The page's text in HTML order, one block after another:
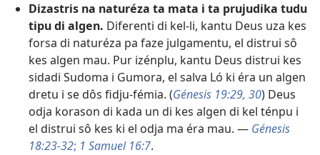
Dizastris na naturéza ta mata i ta prujudika tudu
tipu di algen. Diferenti di kel-li, kantu Deus uza kes
forsa di naturéza pa faze julgamentu, el distrui sô
kes algen mau. Pur izénplu, kantu Deus distrui kes
sidadi Sudoma i Gumora, el salva Ló ki éra un algen
dretu i se dôs fidju-fémia. (Génesis 19:29, 30) Deus
odja korason di kada un di kes algen di kel ténpu i
el distrui sô kes ki el odja ma éra mau. — Génesis
18:23-32; 1 Samuel 16:7.